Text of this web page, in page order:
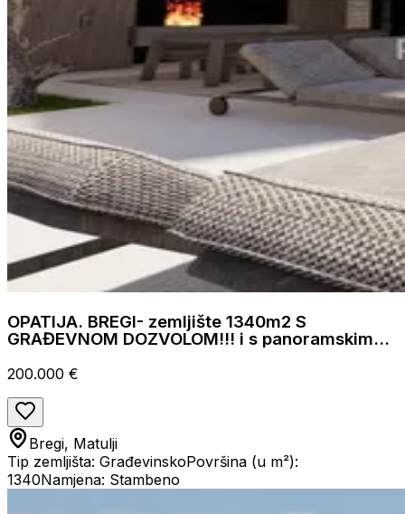
OPATIJA. BREGI- zemljište 1340m2 S
GRAĐEVNOM DOZVOLOM!!! i s panoramskim
apartmane/ kuću za iznajmljivanje- odmor s
200.000 €
Bregi, Matulji
Tip zemljišta: GrađevinskoPovršina (u m²):
1340Namjena: Stambeno